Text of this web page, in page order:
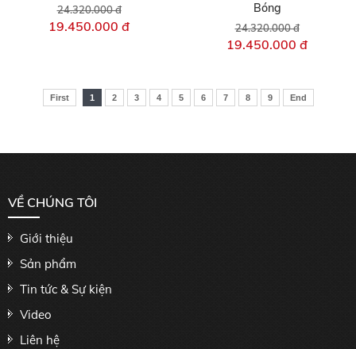
24.320.000 đ
19.450.000 đ
Bóng
24.320.000 đ
19.450.000 đ
First 1 2 3 4 5 6 7 8 9 End
VỀ CHÚNG TÔI
Giới thiệu
Sản phẩm
Tin tức & Sự kiện
Video
Liên hệ